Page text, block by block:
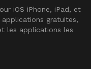
iOS iPhone, iPad, et
gratuites,
les applications les